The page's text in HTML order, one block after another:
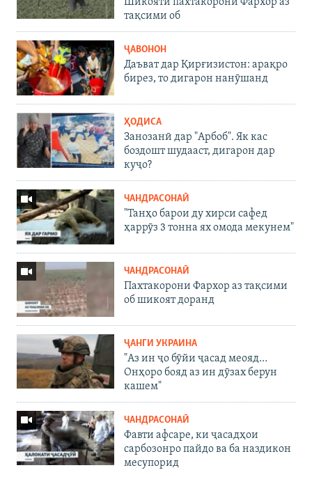
Шикояти пахтакорони Фархор аз
тақсими об
ҶАВОНОН
Даъват дар Қирғизистон: арақро
бирез, то дигарон нанӯшанд
ҲОДИСА
Занозанӣ дар "Арбоб". Як кас
боздошт шудааст, дигарон дар
куҷо?
ЧАНДРАСОНАӢ
"Танҳо барои ду хирси сафед
ҳаррӯз 3 тонна ях омода мекунем"
ЧАНДРАСОНАӢ
Пахтакорони Фархор аз тақсими
об шикоят доранд
ҶАНГИ УКРАИНА
"Аз ин ҷо бӯйи ҷасад меояд…
Онҳоро бояд аз ин дӯзах берун
кашем"
ЧАНДРАСОНАӢ
Фавти афсаре, ки ҷасадҳои
сарбозонро пайдо ва ба наздикон
месупорид